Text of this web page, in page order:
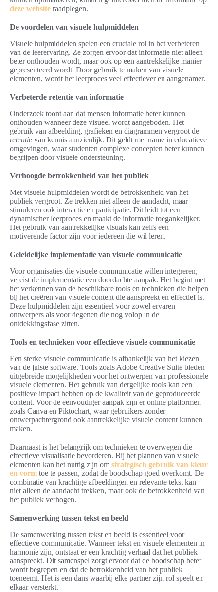
deze website raadplegen.
De voordelen van visuele hulpmiddelen
Visuele hulpmiddelen spelen een cruciale rol in het verbeteren
van de leerervaring. Ze zorgen ervoor dat informatie niet alleen
beter onthouden wordt, maar ook op een aantrekkelijke manier
gepresenteerd wordt. Door gebruik te maken van visuele
elementen, wordt het leerproces veel effectiever en aangenamer.
Verbeterde retentie van informatie
Onderzoek toont aan dat mensen informatie beter kunnen
onthouden wanneer deze visueel wordt aangeboden. Het
gebruik van afbeelding, grafieken en diagrammen vergroot de
retentie van kennis aanzienlijk. Dit geldt met name in educatieve
omgevingen, waar studenten complexe concepten beter kunnen
begrijpen door visuele ondersteuning.
Verhoogde betrokkenheid van het publiek
Met visuele hulpmiddelen wordt de betrokkenheid van het
publiek vergroot. Ze trekken niet alleen de aandacht, maar
stimuleren ook interactie en participatie. Dit leidt tot een
dynamischer leerproces en maakt de informatie toegankelijker.
Het gebruik van aantrekkelijke visuals kan zelfs een
motiverende factor zijn voor iedereen die wil leren.
Geleidelijke implementatie van visuele communicatie
Voor organisaties die visuele communicatie willen integreren,
vereist de implementatie een doordachte aanpak. Het begint met
het verkennen van de beschikbare tools en technieken die helpen
bij het creëren van visuele content die aanspreekt en effectief is.
Deze hulpmiddelen zijn essentieel voor zowel ervaren
ontwerpers als voor degenen die nog volop in de
ontdekkingsfase zitten.
Tools en technieken voor effectieve visuele communicatie
Een sterke visuele communicatie is afhankelijk van het kiezen
van de juiste software. Tools zoals Adobe Creative Suite bieden
uitgebreide mogelijkheden voor het ontwerpen van professionele
visuele elementen. Het gebruik van dergelijke tools kan een
positieve impact hebben op de kwaliteit van de geproduceerde
content. Voor de eenvoudiger aanpak zijn er online platformen
zoals Canva en Piktochart, waar gebruikers zonder
ontwerpachtergrond ook aantrekkelijke visuele content kunnen
maken.
Daarnaast is het belangrijk om technieken te overwegen die
effectieve visualisatie bevorderen. Bij het plannen van visuele
elementen kan het nuttig zijn om strategisch gebruik van kleur
en vorm toe te passen, zodat de boodschap goed overkomt. De
combinatie van krachtige afbeeldingen en relevante tekst kan
niet alleen de aandacht trekken, maar ook de betrokkenheid van
het publiek verhogen.
Samenwerking tussen tekst en beeld
De samenwerking tussen tekst en beeld is essentieel voor
effectieve communicatie. Wanneer tekst en visuele elementen in
harmonie zijn, ontstaat er een krachtig verhaal dat het publiek
aanspreekt. Dit samenspel zorgt ervoor dat de boodschap beter
wordt begrepen en dat de betrokkenheid van het publiek
toeneemt. Het is een dans waarbij elke partner zijn rol speelt en
elkaar versterkt.